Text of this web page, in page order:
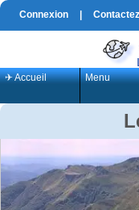
Connexion
✈ Accueil Menu